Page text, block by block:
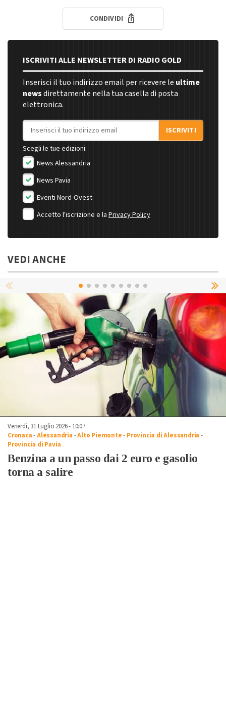
CONDIVIDI
ISCRIVITI ALLE NEWSLETTER DI RADIO GOLD
Inserisci il tuo indirizzo email per ricevere le ultime
newsdirettamente nella tua casella di posta
elettronica.
Indirizzo email
ISCRIVITI
Scegli le tue edizioni:
News Alessandria
News Pavia
Eventi Nord-Ovest
Accetto l'iscrizione e la Privacy Policy
VEDI ANCHE
Venerdì, 31 Luglio 2026 - 10:07
Cronaca-Alessandria -Alto Piemonte- Provincia di Alessandria -
Provincia di Pavia
Benzina a un passo dai 2 euro e gasolio
torna a salire